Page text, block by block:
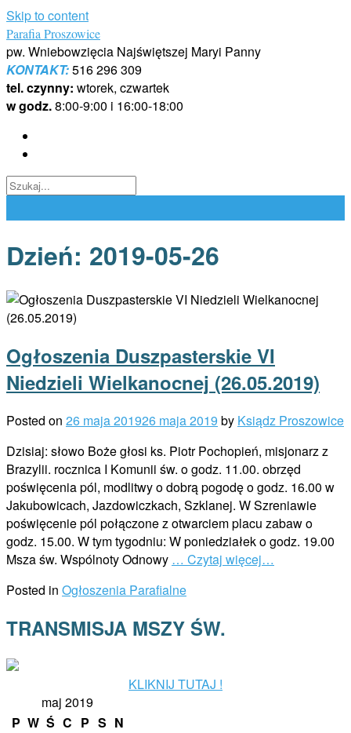
Skip to content
Parafia Proszowice
pw. Wniebowzięcia Najświętszej Maryi Panny
KONTAKT:516 296 309
tel. czynny: wtorek, czwartek
w godz.8:00-9:00 i 16:00-18:00
Dzień: 2019-05-26
Ogłoszenia Duszpasterskie VI
Niedzieli Wielkanocnej (26.05.2019)
Posted on 26 maja 201926 maja 2019 by Ksiądz Proszowice
Dzisiaj: słowo Boże głosi ks. Piotr Pochopień, misjonarz z
Brazylii. rocznica I Komunii św. o godz. 11.00. obrzęd
poświęcenia pól, modlitwy o dobrą pogodę o godz. 16.00 w
Jakubowicach, Jazdowiczkach, Szklanej. W Szreniawie
poświęcenie pól połączone z otwarciem placu zabaw o
godz. 15.00. W tym tygodniu: W poniedziałek o godz. 19.00
Msza św. Wspólnoty Odnowy … Czytaj więcej…
Posted in Ogłoszenia Parafialne
TRANSMISJA MSZY ŚW.
KLIKNIJ TUTAJ !
maj 2019
P W Ś C P S N